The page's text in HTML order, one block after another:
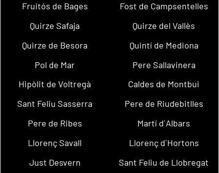
Fruitós de Bages
Fost de Campsentelles
Quirze Safaja
Quirze del Vallès
Quirze de Besora
Quintí de Mediona
Pol de Mar
Pere Sallavinera
Hipòlit de Voltregà
Caldes de Montbui
Sant Feliu Sasserra
Pere de Riudebitlles
Pere de Ribes
Martí d´Albars
Llorenç Savall
Llorenç d´Hortons
Just Desvern
Sant Feliu de Llobregat